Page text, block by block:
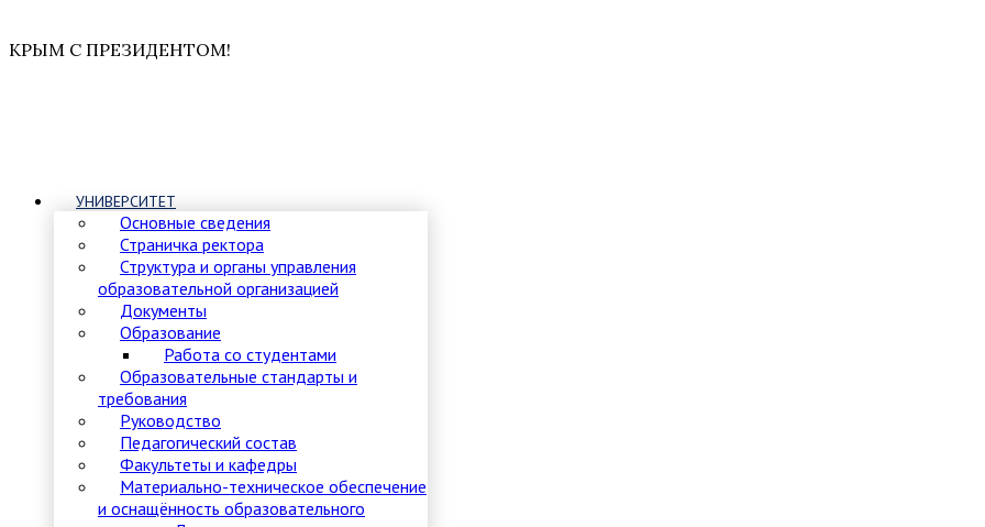
КРЫМ С ПРЕЗИДЕНТОМ!
УНИВЕРСИТЕТ
Основные сведения
Страничка ректора
Структура и органы управления
образовательной организацией
Документы
Образование
Работа со студентами
Образовательные стандарты и
требования
Руководство
Педагогический состав
Факультеты и кафедры
Материально-техническое обеспечение
и оснащённость образовательного